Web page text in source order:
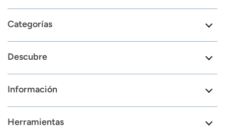
Categorías
Descubre
Información
Herramientas